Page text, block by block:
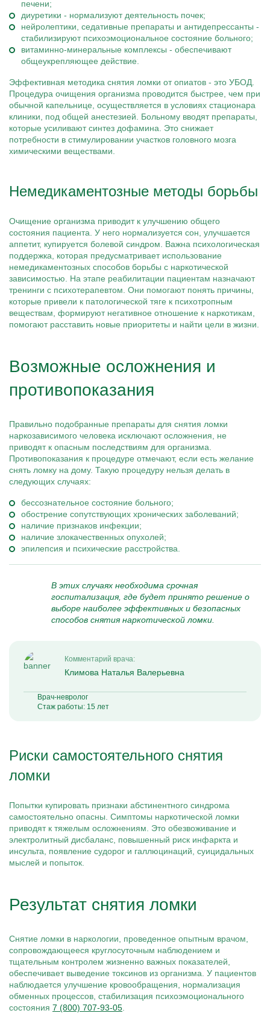
печени;
диуретики - нормализуют деятельность почек;
нейролептики, седативные препараты и антидепрессанты -
стабилизируют психоэмоциональное состояние больного;
витаминно-минеральные комплексы - обеспечивают
общеукрепляющее действие.
Эффективная методика снятия ломки от опиатов - это УБОД.
Процедура очищения организма проводится быстрее, чем при
обычной капельнице, осуществляется в условиях стационара
клиники, под общей анестезией. Больному вводят препараты,
которые усиливают синтез дофамина. Это снижает
потребности в стимулировании участков головного мозга
химическими веществами.
Немедикаментозные методы борьбы
Очищение организма приводит к улучшению общего
состояния пациента. У него нормализуется сон, улучшается
аппетит, купируется болевой синдром. Важна психологическая
поддержка, которая предусматривает использование
немедикаментозных способов борьбы с наркотической
зависимостью. На этапе реабилитации пациентам назначают
тренинги с психотерапевтом. Они помогают понять причины,
которые привели к патологической тяге к психотропным
веществам, формируют негативное отношение к наркотикам,
помогают расставить новые приоритеты и найти цели в жизни.
Возможные осложнения и
противопоказания
Правильно подобранные препараты для снятия ломки
наркозависимого человека исключают осложнения, не
приводят к опасным последствиям для организма.
Противопоказания к процедуре отмечают, если есть желание
снять ломку на дому. Такую процедуру нельзя делать в
следующих случаях:
бессознательное состояние больного;
обострение сопутствующих хронических заболеваний;
наличие признаков инфекции;
наличие злокачественных опухолей;
эпилепсия и психические расстройства.
В этих случаях необходима срочная
госпитализация, где будет принято решение о
выборе наиболее эффективных и безопасных
способов снятия наркотической ломки.
Комментарий врача:
Климова Наталья Валерьевна
Врач-невролог
Стаж работы: 15 лет
Риски самостоятельного снятия
ломки
Попытки купировать признаки абстинентного синдрома
самостоятельно опасны. Симптомы наркотической ломки
приводят к тяжелым осложнениям. Это обезвоживание и
электролитный дисбаланс, повышенный риск инфаркта и
инсульта, появление судорог и галлюцинаций, суицидальных
мыслей и попыток.
Результат снятия ломки
Снятие ломки в наркологии, проведенное опытным врачом,
сопровождающееся круглосуточным наблюдением и
тщательным контролем жизненно важных показателей,
обеспечивает выведение токсинов из организма. У пациентов
наблюдается улучшение кровообращения, нормализация
обменных процессов, стабилизация психоэмоционального
состояния 7 (800) 707-93-05